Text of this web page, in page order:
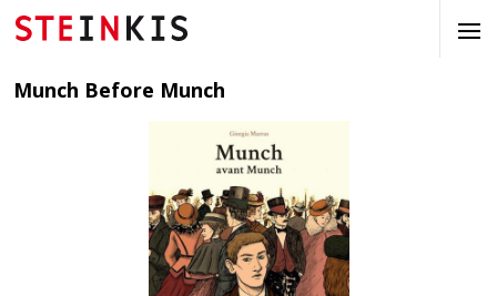
Munch Before Munch